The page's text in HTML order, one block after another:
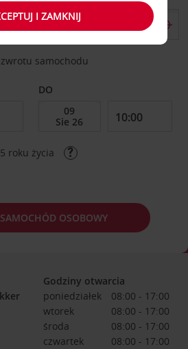
samochodu
DO
roku życia
OSOBOWY
Godziny otwarcia
poniedziałek
08:00 - 17:00
wtorek
08:00 - 17:00
środa
08:00 - 17:00
czwartek
08:00 - 17:00
I ZAMKNIJ